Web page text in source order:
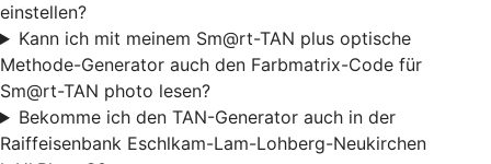
einstellen?
Kann ich mit meinem Sm@rt-TAN plus optische
Methode-Generator auch den Farbmatrix-Code für
Sm@rt-TAN photo lesen?
Bekomme ich den TAN-Generator auch in der
Raiffeisenbank Eschlkam-Lam-Lohberg-Neukirchen